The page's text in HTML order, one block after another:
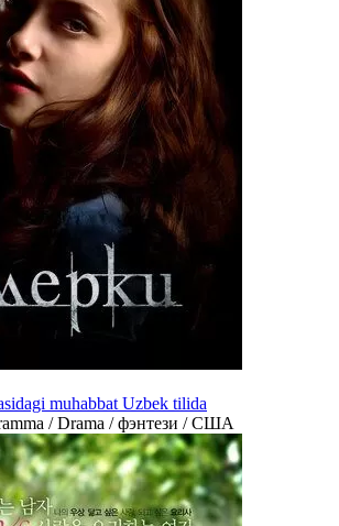
muhabbat Uzbek tilida
/ Drama / фэнтези / США